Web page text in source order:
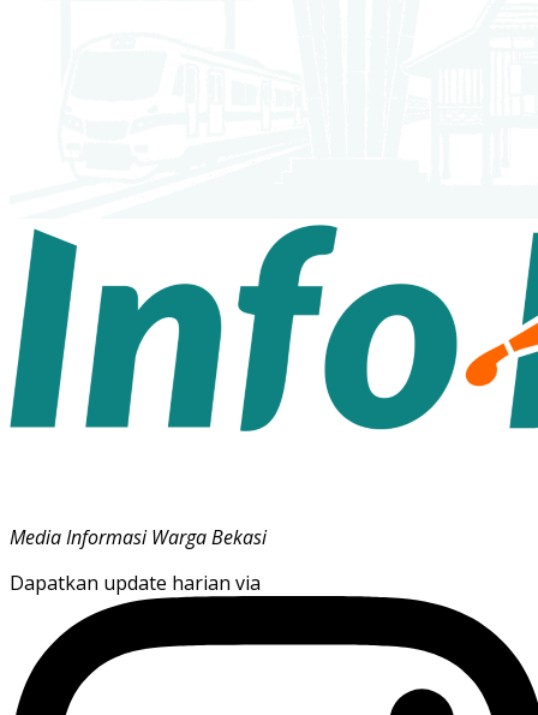
Media Informasi Warga Bekasi
Dapatkan update harian via